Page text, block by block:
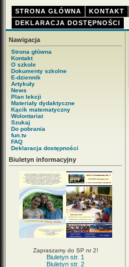
STRONA GŁÓWNA KONTAKT
DEKLARACJA DOSTĘPNOŚCI
Nawigacja
Strona główna
Kontakt
O szkole
Dokumenty szkolne
E-dziennik
Artykuły
News
Plan lekcji
Materiały dydaktyczne
Kącik matematyczny
Wolontariat
Szukaj
Do pobrania
fun.tv
FAQ
Deklaracja dostępności
Biuletyn informacyjny
Zapraszamy do SP nr 2!
Biuletyn str. 1
Biuletyn str. 2